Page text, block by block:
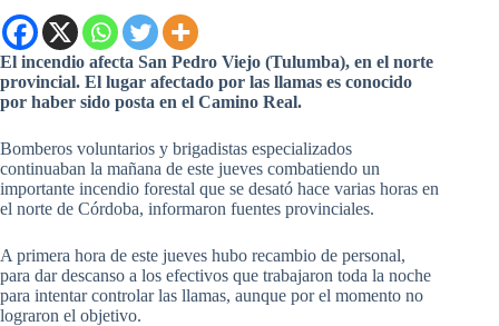
El incendio afecta San Pedro Viejo (Tulumba), en el norte
provincial. El lugar afectado por las llamas es conocido
por haber sido posta en el Camino Real.
Bomberos voluntarios y brigadistas especializados
continuaban la mañana de este jueves combatiendo un
importante incendio forestal que se desató hace varias horas en
el norte de Córdoba, informaron fuentes provinciales.
A primera hora de este jueves hubo recambio de personal,
para dar descanso a los efectivos que trabajaron toda la noche
para intentar controlar las llamas, aunque por el momento no
lograron el objetivo.